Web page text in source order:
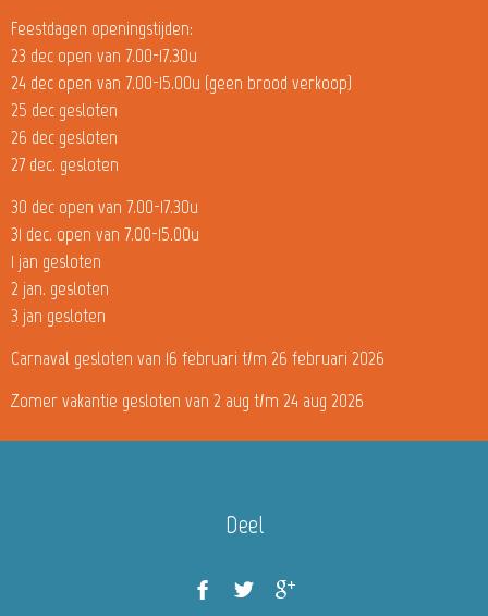
Feestdagen openingstijden:
23 dec open van 7.00-17.30u
24 dec open van 7.00-15.00u (geen brood verkoop)
25 dec gesloten
26 dec gesloten
27 dec. gesloten
30 dec open van 7.00-17.30u
31 dec. open van 7.00-15.00u
1 jan gesloten
2 jan. gesloten
3 jan gesloten
Carnaval gesloten van 16 februari t/m 26 februari 2026
Zomer vakantie gesloten van 2 aug t/m 24 aug 2026
Deel